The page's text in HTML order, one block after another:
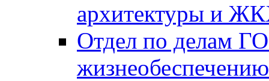
архитектуры и
Отдел по делам